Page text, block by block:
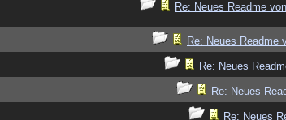
Re: Neues Readme
Re: Neues Readme
Re: Neues
Re: Neues
Re: Neues